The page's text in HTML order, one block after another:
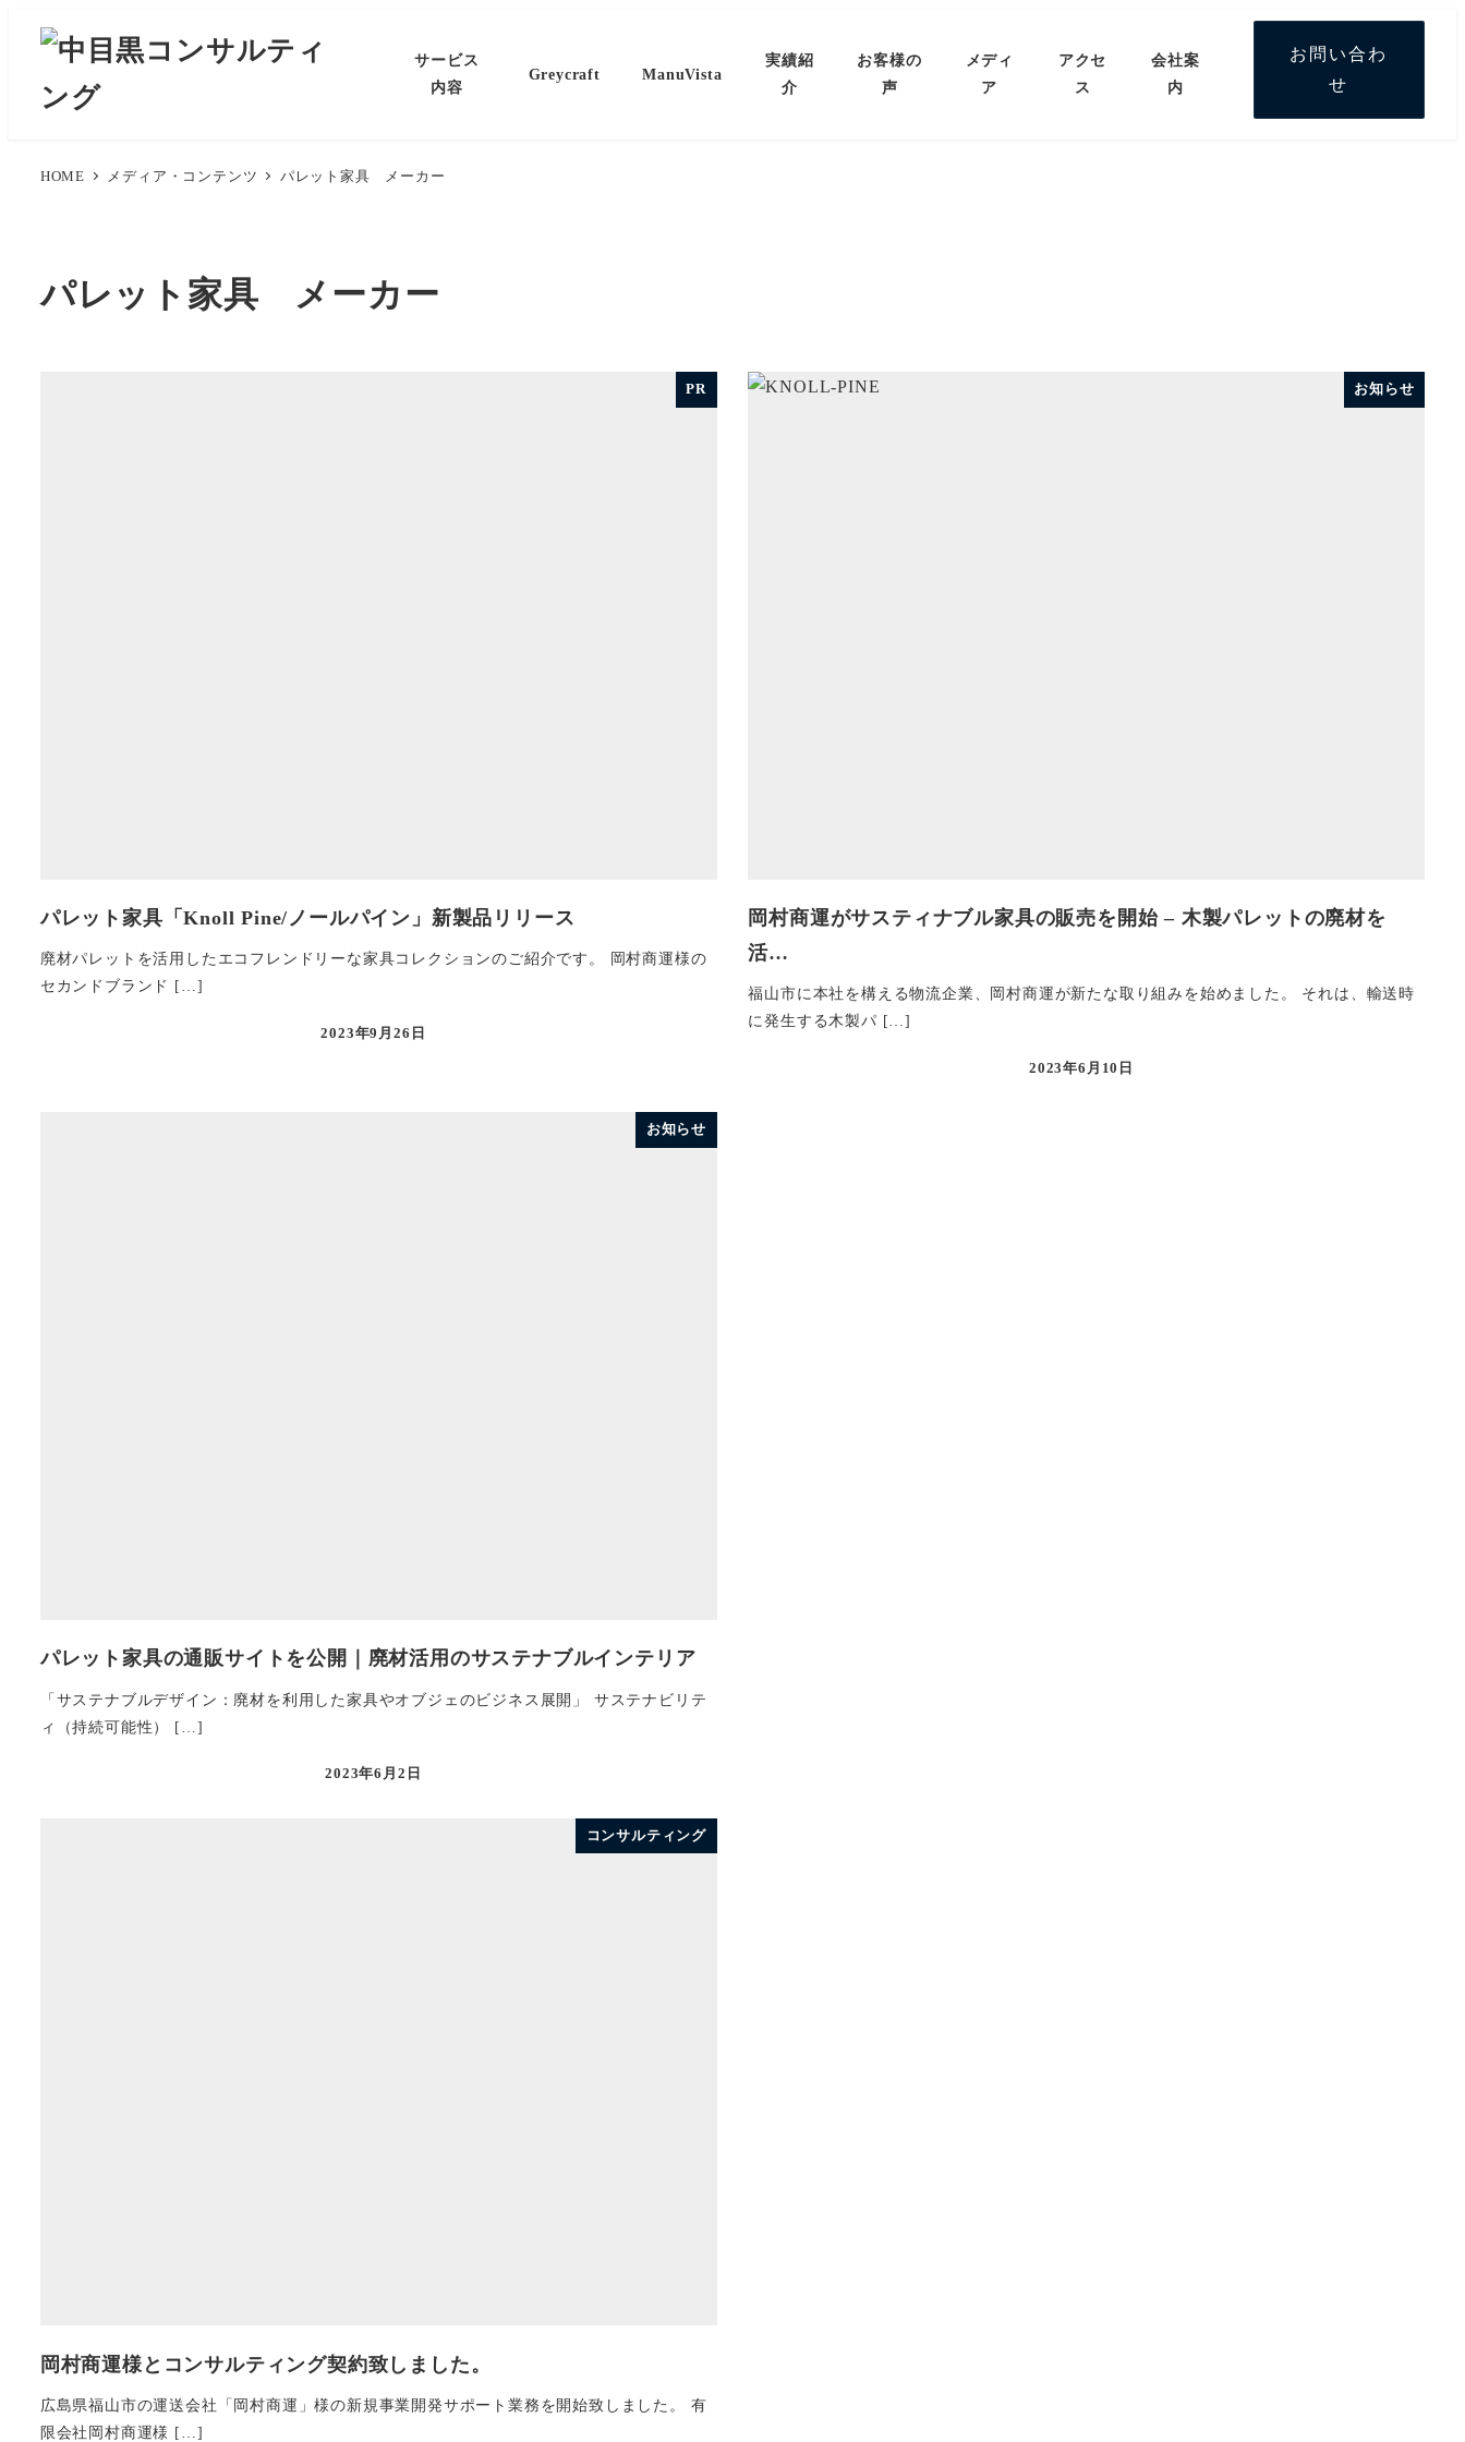
サービス
内容
Greycraft ManuVista
実績紹
介
お客様の
声
メディ
ア
アクセ
ス
会社案
内
お問い合わ
せ
HOME メディア・コンテンツ パレット家具 メーカー
パレット家具 メーカー
PR
パレット家具「Knoll Pine/ノールパイン」新製品リリース
廃材パレットを活用したエコフレンドリーな家具コレクションのご紹介です。 岡村商運様の
セカンドブランド […]
投稿日
2023年9月26日
お知らせ
岡村商運がサスティナブル家具の販売を開始 – 木製パレットの廃材を
活…
福山市に本社を構える物流企業、岡村商運が新たな取り組みを始めました。 それは、輸送時
に発生する木製パ […]
投稿日
2023年6月10日
お知らせ
パレット家具の通販サイトを公開｜廃材活用のサステナブルインテリア
「サステナブルデザイン：廃材を利用した家具やオブジェのビジネス展開」 サステナビリテ
ィ（持続可能性） […]
投稿日
2023年6月2日
コンサルティング
岡村商運様とコンサルティング契約致しました。
広島県福山市の運送会社「岡村商運」様の新規事業開発サポート業務を開始致しました。 有
限会社岡村商運様 […]